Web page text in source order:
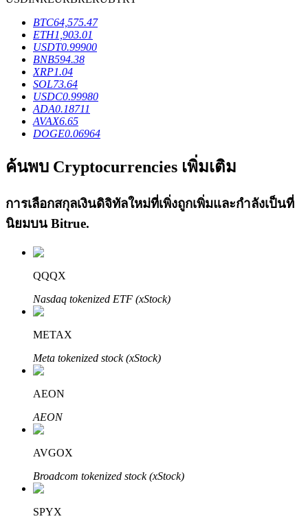
เงินกู้
บริการยืมเงินที่ได้รับการสนับสนุนจาก Crypto
ลงทุนอัตโนมัติ
คว้าผลกำไรระยะยาวและผลประโยชน์ที่ยืดหยุ่น
เรียนรู้ Staking
เรียนรู้เกี่ยวกับการสร้างรายได้แบบพาสซีฟ
Bitrue
BTC64,575.47
ETH1,903.01
USDT0.99900
BNB594.38
XRP1.04
SOL73.64
USDC0.99980
ADA0.18711
AVAX6.65
DOGE0.06964
ค้นพบ Cryptocurrencies เพิ่มเติม
การเลือกสกุลเงินดิจิทัลใหม่ที่เพิ่งถูกเพิ่มและกำลังเป็นที่
นิยมบน Bitrue.
QQQX
Nasdaq tokenized ETF (xStock)
METAX
Meta tokenized stock (xStock)
AEON
AEON
AVGOX
Broadcom tokenized stock (xStock)
SPYX